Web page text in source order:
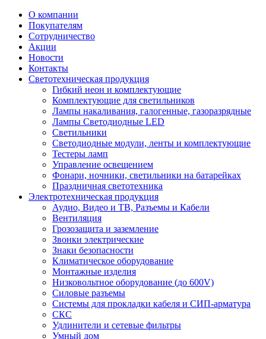
О компании
Покупателям
Сотрудничество
Акции
Новости
Контакты
Светотехническая продукция
Гибкий неон и комплектующие
Комплектующие для светильников
Лампы накаливания, галогенные, газоразрядные
Лампы Светодиодные LED
Светильники
Светодиодные модули, ленты и комплектующие
Тестеры ламп
Управление освещением
Фонари, ночники, светильники на батарейках
Праздничная светотехника
Электротехническая продукция
Аудио, Видео и ТВ, Разъемы и Кабели
Вентиляция
Грозозащита и заземление
Звонки электрические
Знаки безопасности
Климатическое оборудование
Монтажные изделия
Низковольтное оборудование (до 600V)
Силовые разъемы
Системы для прокладки кабеля и СИП-арматура
СКС
Удлинители и сетевые фильтры
Умный дом